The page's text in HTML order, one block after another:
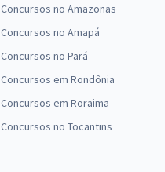
Concursos no Amazonas
Concursos no Amapá
Concursos no Pará
Concursos em Rondônia
Concursos em Roraima
Concursos no Tocantins